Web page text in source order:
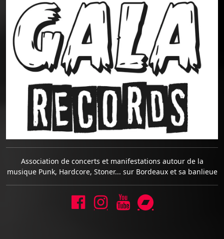
Association de concerts et manifestations autour de la
musique Punk, Hardcore, Stoner... sur Bordeaux et sa banlieue